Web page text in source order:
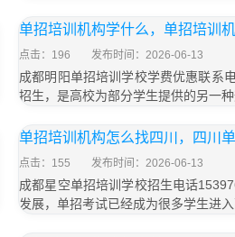
单招培训机构学什么，单招培训
点击：196 发布时间：2026-06-13
成都明阳单招培训学校学费优惠联系
招生，是高校为部分学生提供的另一
单招培训机构怎么找四川，四川
点击：155 发布时间：2026-06-13
成都星空单招培训学校招生电话
发展，单招考试已经成为很多学生进